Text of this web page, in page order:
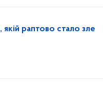
раптово стало зле